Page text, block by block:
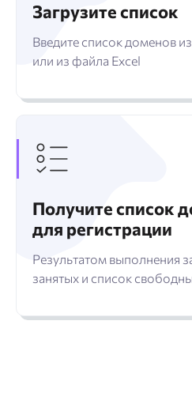
Загрузите список
Введите список доменов
или из файла Excel
Получите список
для регистрации
Результатом выполнения
занятых и список